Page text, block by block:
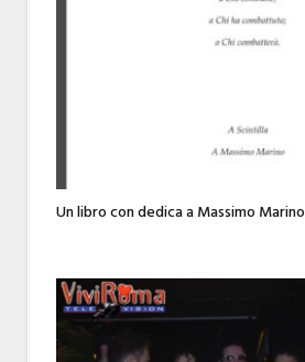
Un libro con dedica a Massimo Marino